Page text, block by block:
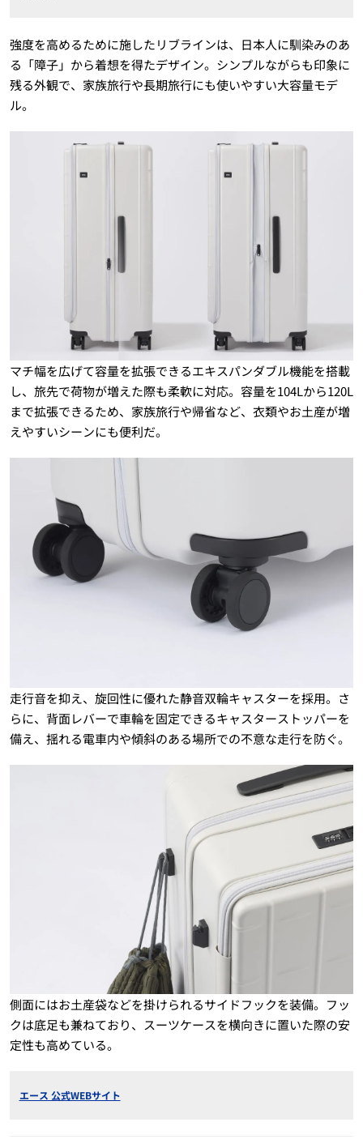
強度を高めるために施したリブラインは、日本人に馴染みのあ
る「障子」から着想を得たデザイン。シンプルながらも印象に
残る外観で、家族旅行や長期旅行にも使いやすい大容量モデ
ル。
マチ幅を広げて容量を拡張できるエキスパンダブル機能を搭載
し、旅先で荷物が増えた際も柔軟に対応。容量を104Lから120L
まで拡張できるため、家族旅行や帰省など、衣類やお土産が増
えやすいシーンにも便利だ。
走行音を抑え、旋回性に優れた静音双輪キャスターを採用。さ
らに、背面レバーで車輪を固定できるキャスターストッパーを
備え、揺れる電車内や傾斜のある場所での不意な走行を防ぐ。
側面にはお土産袋などを掛けられるサイドフックを装備。フッ
クは底足も兼ねており、スーツケースを横向きに置いた際の安
定性も高めている。
エース 公式WEBサイト